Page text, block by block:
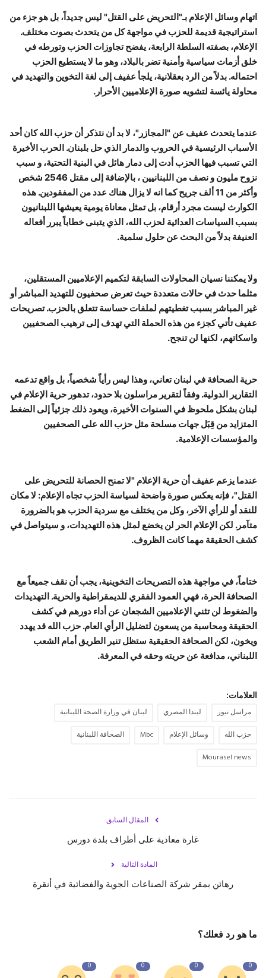
اتهام وسائل الإعلام بـ"التحريض على القتل" ليس جديداً، بل هو جزء من
استراتيجية قديمة للحزب في مواجهة كل من يتحدث بصوت مختلف.
الإعلام، بصفته السلطة الرابعة، يفضح تجاوزات الحزب وتورطه في
خلق أزمات سياسية وأمنية تضر بالبلاد، وهو ما لا يستطيع الحزب
احتماله. بدلاً من الرد بعقلانية، يلجأ عفيف إلى لغة التخوين والتهديد في
محاولة يائسة لتشويه صورة الإعلاميين الأحرار.
عندما يتحدث عفيف عن "المجازر"، لا بد أن نتذكر أن حزب الله كان أحد
الأسباب الرئيسية في الحروب والدمار الذي حل بلبنان. الحرب الأخيرة
التي تسبب فيها الحزب أدت إلى دمار هائل في البنية التحتية، و سبب
نزوح مليون و نصف من اللبنانيين ، بالإضافة إلى مقتل 2546 شخص
وأكثر من 11 ألف جريح كما انه لا يزال هناك عدد من المفقودين. هذه
الكوارث ليست مجرد أرقام، بل تمثل معاناة يومية يعيشها اللبنانيون
بسبب السياسات العدائية لحزب الله، الذي يتبنى خطاباً يبرر أفعاله
العنيفة بدلاً من البحث عن حلول سلمية.
ولا يمكننا نسيان المحاولات السابقة لتكميم الإعلاميين المستقلين،
مثلما حدث في حالات متعددة حيث تعرض صحفيون للتهديد المباشر أو
غير المباشر بسبب تغطيتهم لملفات حساسة تتعلق بالحزب. تصريحات
عفيف تأتي كجزء من هذه الحملة التي تهدف إلى ترهيب الصحفيين
واسكاتهم، لكنها لن تنجح.
حرية الصحافة في لبنان تعاني، وهذا ليس رأياً شخصياً، بل واقع تدعمه
التقارير الدولية. وفقاً لتقرير مراسلون بلا حدود، تدهور حرية الإعلام في
لبنان بشكل ملحوظ في السنوات الأخيرة، ويعود ذلك جزئياً إلى الضغط
المتزايد من قِبَل جهات مسلحة مثل حزب الله على الصحفيين
والمؤسسات الإعلامية.
عندما يزعم عفيف أن حرية الإعلام "لا تمنح الحصانة للتحريض على
القتل"، فإنه يعكس صورة واضحة لسياسة الحزب تجاه الإعلام: لا مكان
للنقد أو للرأي الآخر، وكل من يختلف مع سردية الحزب هو بالضرورة
متآمر. لكن الإعلام الحر لن يخضع لمثل هذه التهديدات، و سيتواصل في
كشف الحقيقة مهما كانت الظروف.
ختاماً، في مواجهة هذه التصريحات التخوينية، يجب أن نقف جميعاً مع
الصحافة الحرة، فهي العمود الفقري للديمقراطية والحرية. التهديدات
والضغوط لن تثني الإعلاميين الشجعان عن أداء دورهم في كشف
الحقيقة ومحاسبة من يسعون لتضليل الرأي العام. حزب الله قد يهدد
ويخون، لكن الصحافة الحقيقية ستظل تنير الطريق أمام الشعب
اللبناني، مدافعة عن حريته وحقه في المعرفة.
العلامات:
مراسل نيوز ليندا المصري
لبنان في وزارة الصحة اللبنانية
حزب الله
وسائل الإعلام Mbc
الصحافة اللبنانية
Mourasel news
المقال السابق
غارة معادية على أطراف بلدة ‎دورس
المادة التالية
رهائن بمقر شركة الصناعات الجوية والفضائية في أنقرة
ما هو رد فعلك؟
0
0
0
0